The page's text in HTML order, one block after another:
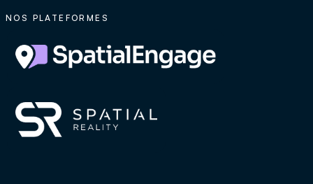
NOS PLATEFORMES